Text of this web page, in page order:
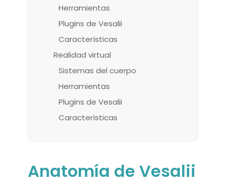
Herramientas
Plugins de Vesalii
Características
Realidad virtual
Sistemas del cuerpo
Herramientas
Plugins de Vesalii
Características
Anatomía de Vesalii